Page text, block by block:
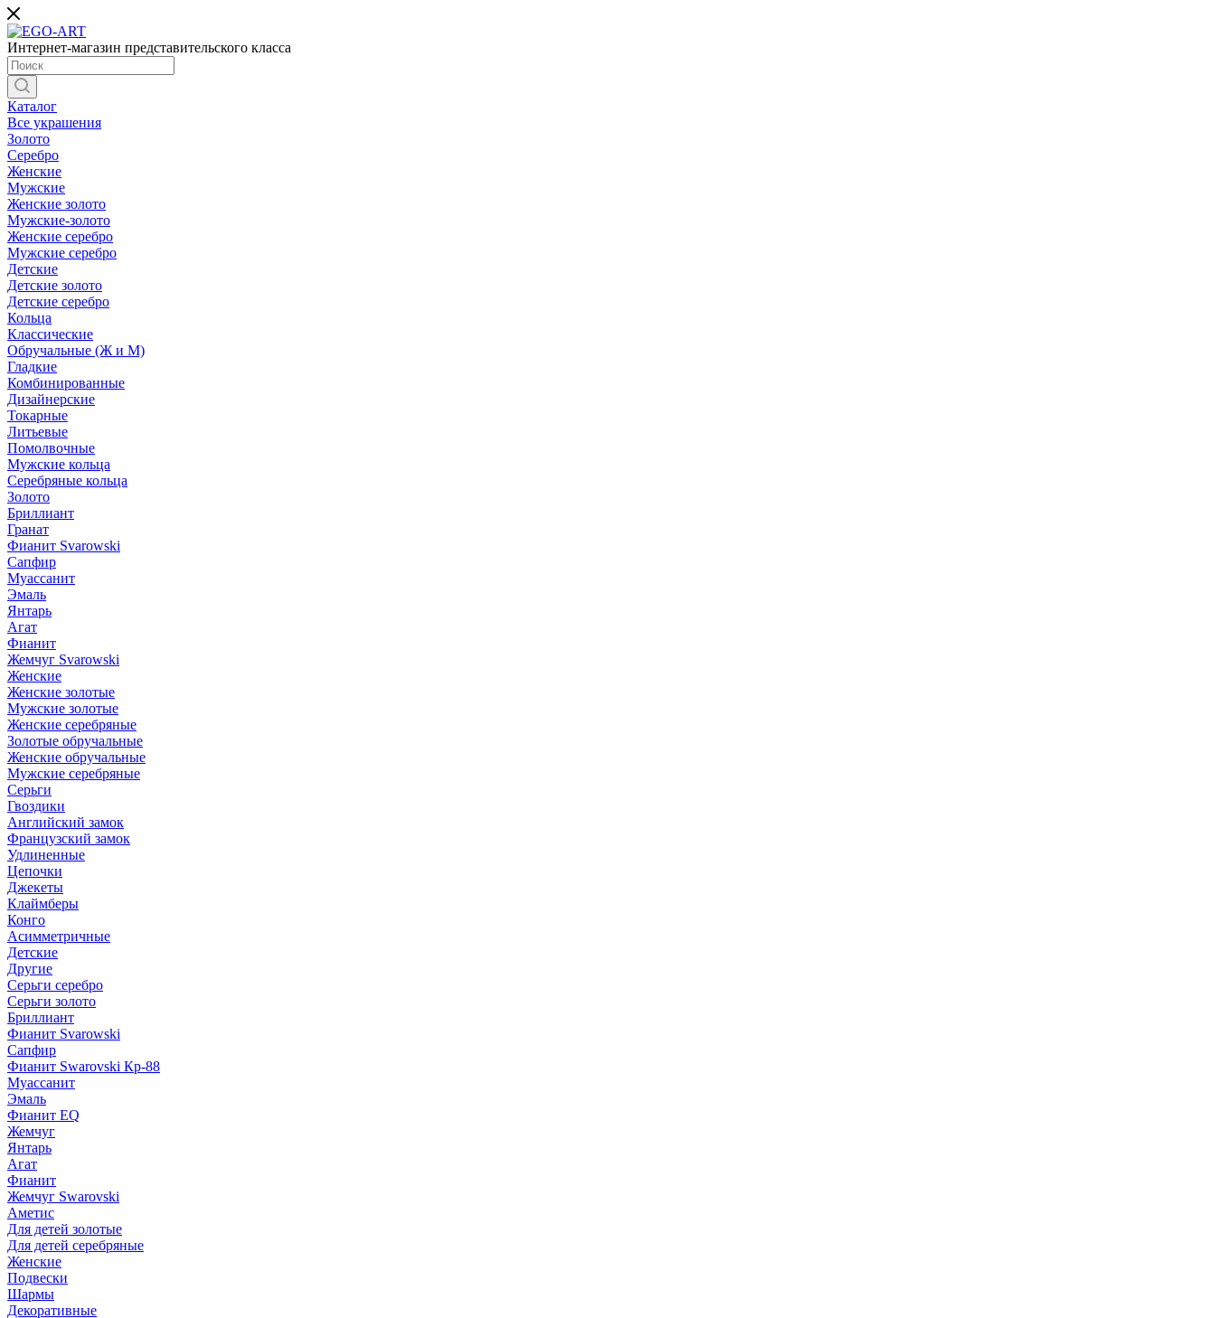
Интернет-магазин представительского класса
Каталог
Все украшения
Золото
Серебро
Женские
Мужские
Женские золото
Мужские-золото
Женские серебро
Мужские серебро
Детские
Детские золото
Детские серебро
Кольца
Классические
Обручальные (Ж и М)
Гладкие
Комбинированные
Дизайнерские
Токарные
Литьевые
Помолвочные
Мужские кольца
Серебряные кольца
Золото
Бриллиант
Гранат
Фианит Svarowski
Сапфир
Муассанит
Эмаль
Янтарь
Агат
Фианит
Жемчуг Svarowski
Женские
Женские золотые
Мужские золотые
Женские серебряные
Золотые обручальные
Женские обручальные
Мужские серебряные
Серьги
Гвоздики
Английский замок
Французский замок
Удлиненные
Цепочки
Джекеты
Клаймберы
Конго
Асимметричные
Детские
Другие
Серьги серебро
Серьги золото
Бриллиант
Фианит Svarowski
Сапфир
Фианит Swarovski Кр-88
Муассанит
Эмаль
Фианит EQ
Жемчуг
Янтарь
Агат
Фианит
Жемчуг Swarovski
Аметис
Для детей золотые
Для детей серебряные
Женские
Подвески
Шармы
Декоративные